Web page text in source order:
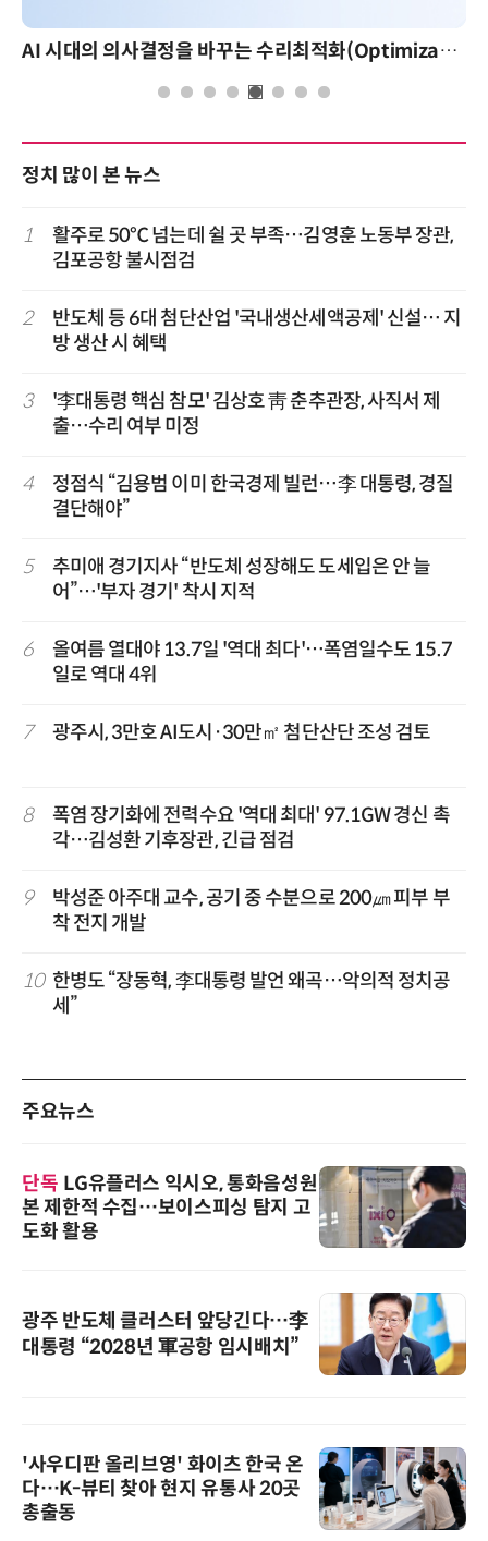
AI 시대의 의사결정을 바꾸는 수리최적화(Optimization): 실제 산업 적용 사례와 활용 전략
정치 많이 본 뉴스
1
활주로 50℃ 넘는데 쉴 곳 부족…김영훈 노동부 장관,
김포공항 불시점검
2
반도체 등 6대 첨단산업 '국내생산세액공제' 신설… 지
방 생산 시 혜택
3
'李대통령 핵심 참모' 김상호 靑 춘추관장, 사직서 제
출…수리 여부 미정
4
정점식 “김용범 이미 한국경제 빌런…李 대통령, 경질
결단해야”
5
추미애 경기지사 “반도체 성장해도 도세입은 안 늘
어”…'부자 경기' 착시 지적
6
올여름 열대야 13.7일 '역대 최다'…폭염일수도 15.7
일로 역대 4위
7 광주시, 3만호 AI도시·30만㎡ 첨단산단 조성 검토
8
폭염 장기화에 전력수요 '역대 최대' 97.1GW 경신 촉
각…김성환 기후장관, 긴급 점검
9
박성준 아주대 교수, 공기 중 수분으로 200㎛ 피부 부
착 전지 개발
10 한병도 “장동혁, 李대통령 발언 왜곡…악의적 정치공
세”
주요뉴스
단독 LG유플러스 익시오, 통화음성원
본 제한적 수집…보이스피싱 탐지 고
도화 활용
광주 반도체 클러스터 앞당긴다…李
대통령 “2028년 軍공항 임시배치”
'사우디판 올리브영' 화이츠 한국 온
다…K-뷰티 찾아 현지 유통사 20곳
총출동